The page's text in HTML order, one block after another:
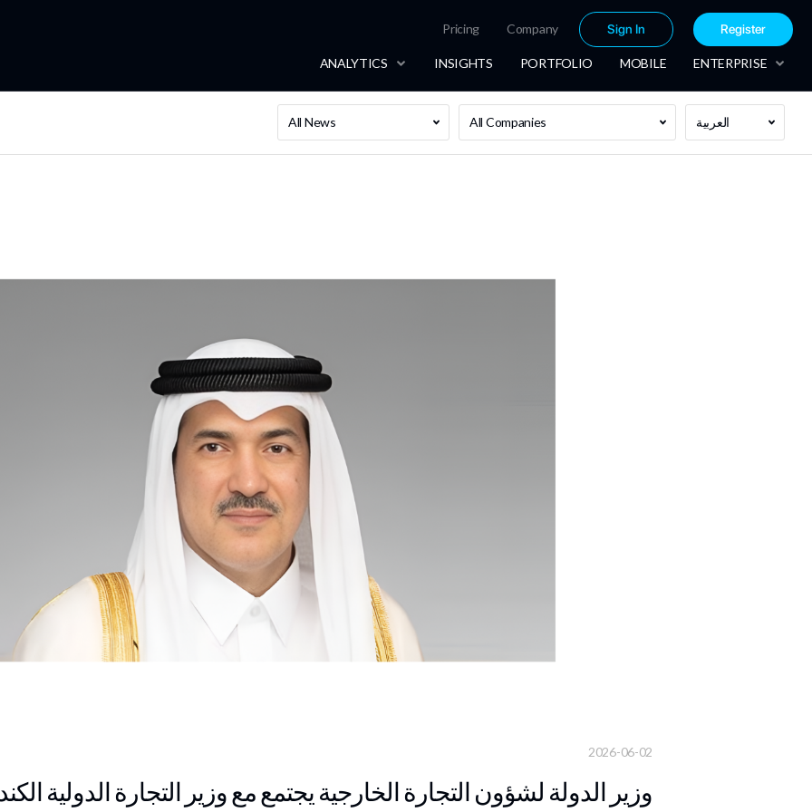
Pricing Company Sign In Register
ANALYTICS INSIGHTS PORTFOLIO MOBILE ENTERPRISE
All News All Companies العربية
2026-06-02
وزير الدولة لشؤون التجارة الخارجية يجتمع مع وزير التجارة الدولية